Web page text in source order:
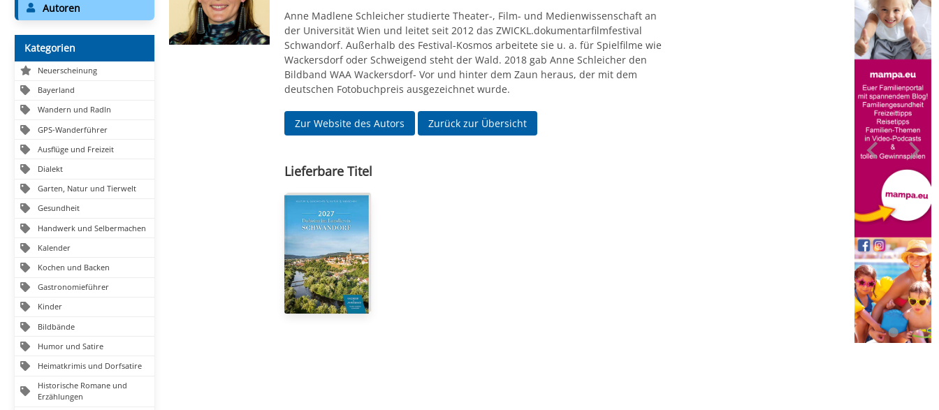
Autoren
Kategorien
Neuerscheinung
Bayerland
Wandern und Radln
GPS-Wanderführer
Ausflüge und Freizeit
Dialekt
Garten, Natur und Tierwelt
Gesundheit
Handwerk und Selbermachen
Kalender
Kochen und Backen
Gastronomieführer
Kinder
Bildbände
Humor und Satire
Heimatkrimis und Dorfsatire
Historische Romane und
Erzählungen
Anne Madlene Schleicher studierte Theater-, Film- und Medienwissenschaft an
der Universität Wien und leitet seit 2012 das ZWICKL.dokumentarfilmfestival
Schwandorf. Außerhalb des Festival-Kosmos arbeitete sie u. a. für Spielfilme wie
Wackersdorf oder Schweigend steht der Wald. 2018 gab Anne Schleicher den
Bildband WAA Wackersdorf- Vor und hinter dem Zaun heraus, der mit dem
deutschen Fotobuchpreis ausgezeichnet wurde.
Zur Website des Autors Zurück zur Übersicht
Lieferbare Titel